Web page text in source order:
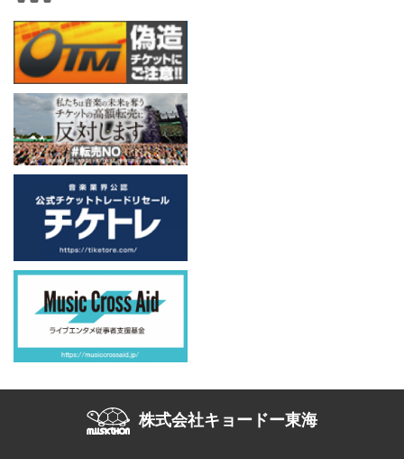
株式会社キョードー東海